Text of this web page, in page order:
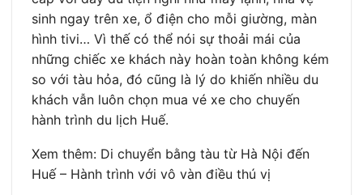
sinh ngay trên xe, ổ điện cho mỗi giường, màn
hình tivi… Vì thế có thể nói sự thoải mái của
những chiếc xe khách này hoàn toàn không kém
so với tàu hỏa, đó cũng là lý do khiến nhiều du
khách vẫn luôn chọn mua vé xe cho chuyến
hành trình du lịch Huế.
Xem thêm: Di chuyển bằng tàu từ Hà Nội đến
Huế – Hành trình với vô vàn điều thú vị